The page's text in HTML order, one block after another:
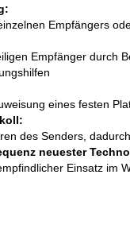
Empfängers
Empfänger durch
eines festen
des Senders,
neuester
Einsatz im